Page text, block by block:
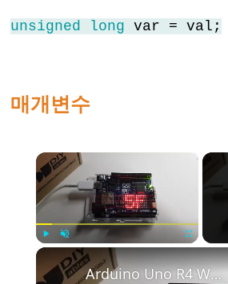
return
while
Further
Syntax
unsigned long var = val;
매개변수
Unmute
Arduino Uno R4 WiFi Led Matrix